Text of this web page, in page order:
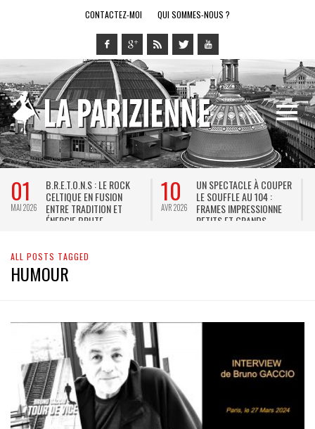
CONTACTEZ-MOI QUI SOMMES-NOUS ?
01
MAI 2026
B.R.E.T.O.N.S : LE ROCK
CELTIQUE EN FUSION
ENTRE TRADITION ET
ÉNERGIE BRUTE
10
AVR 2026
UN SPECTACLE À COUPER
LE SOUFFLE AU 104 :
FRAMES IMPRESSIONNE
PETITS ET GRANDS
ALL POSTS TAGGED
HUMOUR